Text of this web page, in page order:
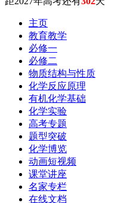
主页
教育教学
必修一
必修二
物质结构与性质
化学反应原理
有机化学基础
化学实验
高考专题
题型突破
化学博览
动画短视频
课堂讲座
名家专栏
在线文档